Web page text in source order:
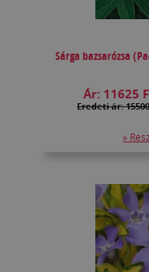
Sárga bazsarózsa
Ár: 11625
Eredeti ár:
»